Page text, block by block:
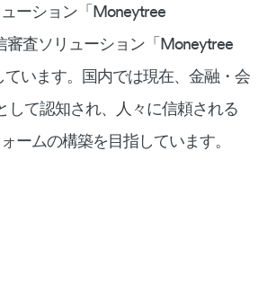
ーション「Moneytree
審査ソリューション「Moneytree
います。国内では現在、金融・会
して認知され、人々に信頼される
ームの構築を目指しています。